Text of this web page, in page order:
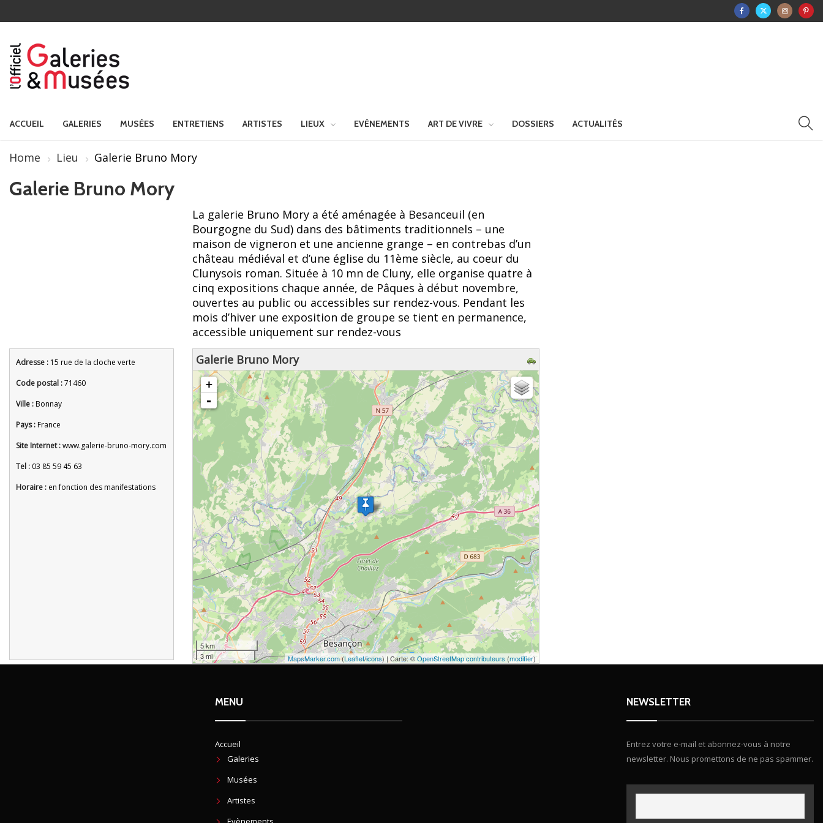
ACCUEIL GALERIES MUSÉES ENTRETIENS ARTISTES LIEUX EVÈNEMENTS ART DE VIVRE DOSSIERS ACTUALITÉS
Home Lieu Galerie Bruno Mory
Galerie Bruno Mory
La galerie Bruno Mory a été aménagée à Besanceuil (en
Bourgogne du Sud) dans des bâtiments traditionnels – une
maison de vigneron et une ancienne grange – en contrebas d’un
château médiéval et d’une église du 11ème siècle, au coeur du
Clunysois roman. Située à 10 mn de Cluny, elle organise quatre à
cinq expositions chaque année, de Pâques à début novembre,
ouvertes au public ou accessibles sur rendez-vous. Pendant les
mois d’hiver une exposition de groupe se tient en permanence,
accessible uniquement sur rendez-vous
Adresse : 15 rue de la cloche verte
Code postal :71460
Ville :Bonnay
Pays :France
Site Internet :www.galerie-bruno-mory.com
Tel : 03 85 59 45 63
Horaire : en fonction des manifestations
Galerie Bruno Mory
chargement de la carte - veuillez patienter...
+
-
5 km
3 mi
MapsMarker.com(Leaflet/icons) | Carte: ©OpenStreetMap contributeurs (modifier)
MENU
Accueil
Galeries
Musées
Artistes
NEWSLETTER
Entrez votre e-mail et abonnez-vous à notre
newsletter. Nous promettons de ne pas spammer.